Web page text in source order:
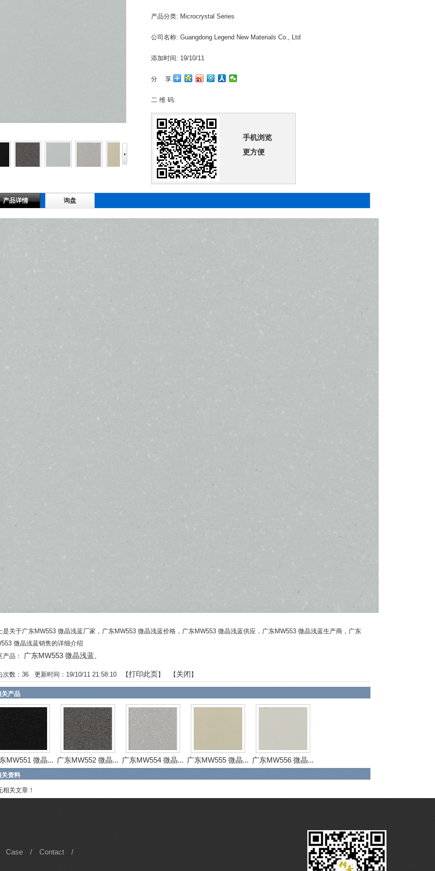
产品分类: Microcrystal Series
公司名称: Guangdong Legend New Materials Co., Ltd
添加时间: 19/10/11
分 享:
二 维 码:
手机浏览
更方便
产品详情 询盘
是关于广东MW553 微晶浅蓝厂家，广东MW553 微晶浅蓝价格，广东MW553 微晶浅蓝供应，广东MW553 微晶浅蓝生产商，广东
微晶浅蓝销售的详细介绍
产品：
广东MW553 微晶浅蓝。
次数： 36更新时间：19/10/11 21:58:10 【打印此页】 【 关闭 】
关产品
MW551 微晶... 广东MW552 微晶... 广东MW554 微晶... 广东MW555 微晶... 广东MW556 微晶...
关资料
相关文章！
Case / Contact /